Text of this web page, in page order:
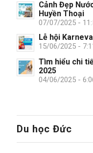
Cảnh Đẹp
Huyền Thoại
07/07/2025 -
Lễ hội
15/06/2025 -
Tìm hiểu chi
2025
04/06/2025 -
Du học Đức